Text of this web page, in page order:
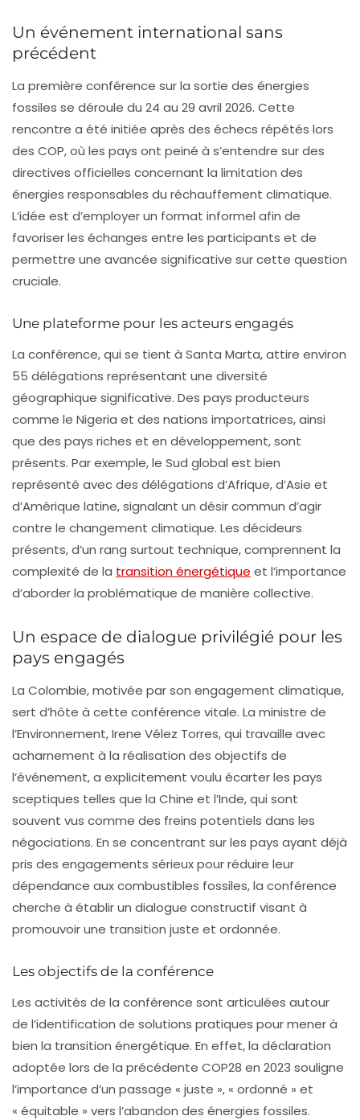
Un événement international sans
précédent
La première conférence sur la sortie des énergies
fossiles se déroule du 24 au 29 avril 2026. Cette
rencontre a été initiée après des échecs répétés lors
des COP, où les pays ont peiné à s’entendre sur des
directives officielles concernant la limitation des
énergies responsables du réchauffement climatique.
L’idée est d’employer un format informel afin de
favoriser les échanges entre les participants et de
permettre une avancée significative sur cette question
cruciale.
Une plateforme pour les acteurs engagés
La conférence, qui se tient à Santa Marta, attire environ
55 délégations représentant une diversité
géographique significative. Des pays producteurs
comme le Nigeria et des nations importatrices, ainsi
que des pays riches et en développement, sont
présents. Par exemple, le Sud global est bien
représenté avec des délégations d’Afrique, d’Asie et
d’Amérique latine, signalant un désir commun d’agir
contre le changement climatique. Les décideurs
présents, d’un rang surtout technique, comprennent la
complexité de la transition énergétique et l’importance
d’aborder la problématique de manière collective.
Un espace de dialogue privilégié pour les
pays engagés
La Colombie, motivée par son engagement climatique,
sert d’hôte à cette conférence vitale. La ministre de
l’Environnement,Irene Vélez Torres, qui travaille avec
acharnement à la réalisation des objectifs de
l’événement, a explicitement voulu écarter les pays
sceptiques telles que la Chine et l’Inde, qui sont
souvent vus comme des freins potentiels dans les
négociations. En se concentrant sur les pays ayant déjà
pris des engagements sérieux pour réduire leur
dépendance aux combustibles fossiles, la conférence
cherche à établir un dialogue constructif visant à
promouvoir une transition juste et ordonnée.
Les objectifs de la conférence
Les activités de la conférence sont articulées autour
de l’identification de solutions pratiques pour mener à
bien la transition énergétique. En effet, la déclaration
adoptée lors de la précédente COP28 en 2023 souligne
l’importance d’un passage « juste », « ordonné » et
« équitable » vers l’abandon des énergies fossiles.